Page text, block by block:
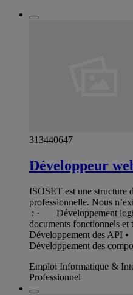
313440647
Développeur
ISOSET est une structure
professionnelle. Nous
: · Développement
documents
Développement des
Développement des
Emploi Informatique &
Professionnel